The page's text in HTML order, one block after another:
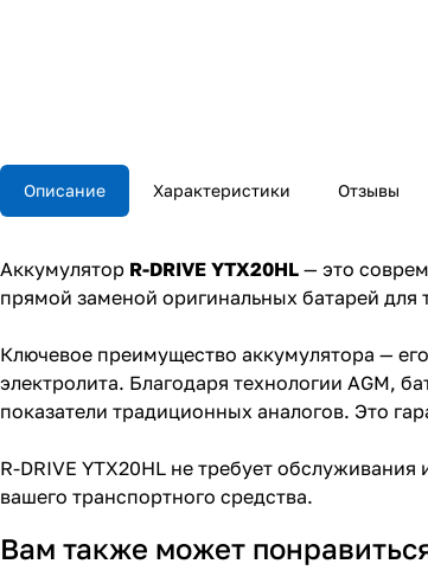
Описание Характеристики Отзывы
Аккумулятор R-DRIVE YTX20HL — это
прямой заменой оригинальных батарей для
Ключевое преимущество аккумулятора —
электролита. Благодаря технологии AGM,
показатели традиционных аналогов. Это
R-DRIVE YTX20HL не требует
вашего транспортного средства.
Вам также может